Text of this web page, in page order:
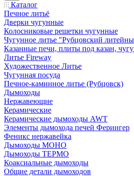
Каталог
Печное литьё
Дверки чугунные
Колосниковые решетки чугунные
Чугунное литье "Рубцовский
Казанные печи, плиты под казан,
Литье Fireway
Художественное Литье
Чугунная посуда
Печное-каминное литье (Рубцовск)
Дымоходы
Нержавеющие
Керамические
Керамические дымоходы AWT
Элементы дымохода печей Ферингер
Феникс нержавейка
Дымоходы МОНО
Дымоходы ТЕРМО
Коаксиальные дымоходы
Общие детали дымоходов